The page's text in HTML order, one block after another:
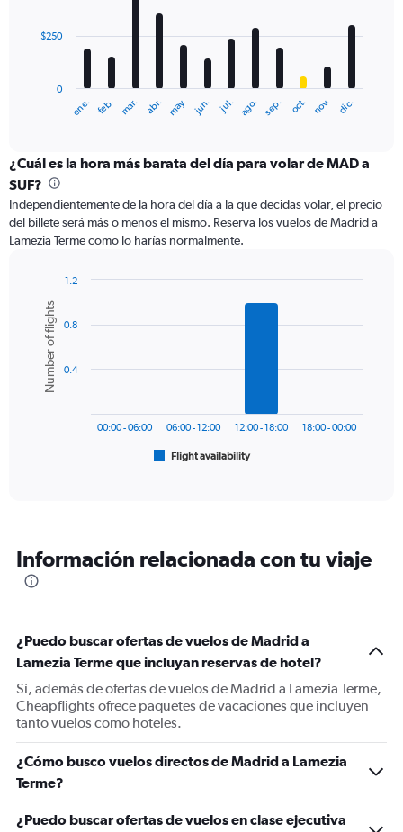
The
categories.
Range:
categories.
The
chart
axis
displaying
values.
Range:
ene. feb. mar. abr. may. jun. jul. ago. sep. oct. nov. dic.
0
$250
¿Cuál es la hora más barata del día para volar de MAD a
SUF?
Independientemente de la hora del día a la que decidas volar, el precio
del billete será más o menos el mismo. Reserva los vuelos de Madrid a
Lamezia Terme como lo harías normalmente.
chart
with
bars.
The
categories.
The
Y
axis
displaying
Number
of
flights.
0
to
1.2.
Chart
graphic.
Number of flights
Flight availability
00:00 - 06:00 06:00 - 12:00 12:00 - 18:00 18:00 - 00:00
0.4
0.8
1.2
Información relacionada con tu viaje
¿Puedo buscar ofertas de vuelos de Madrid a
Lamezia Terme que incluyan reservas de hotel?
Sí, además de ofertas de vuelos de Madrid a Lamezia Terme,
Cheapflights ofrece paquetes de vacaciones que incluyen
tanto vuelos como hoteles.
¿Cómo busco vuelos directos de Madrid a Lamezia
Terme?
¿Puedo buscar ofertas de vuelos en clase ejecutiva